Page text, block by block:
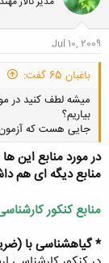
ا
Jul 10, 2009
باغبان 65 گفت:
میشه لطف کنید در
بیاریم؟
جایی هست که آزمون
در مورد منابع این
منابع دیگه ای هم
منابع کنکور
* گیاهشناسی با